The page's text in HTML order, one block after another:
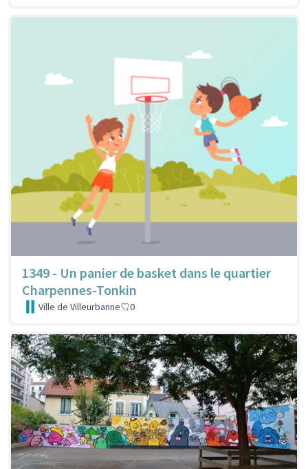
1349 - Un panier de basket dans le quartier
Charpennes-Tonkin
Ville de Villeurbanne 0